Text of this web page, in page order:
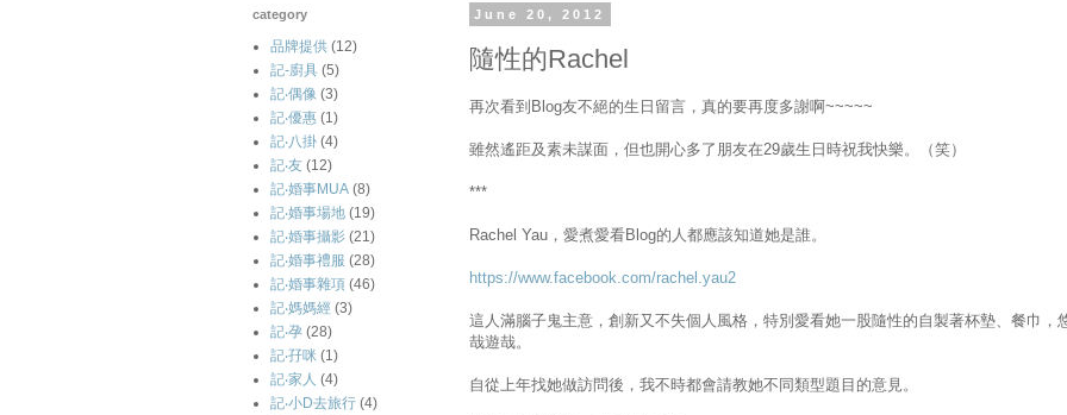
June 20, 2012
隨性的Rachel
再次看到Blog友不絕的生日留言，真的要再度多謝啊~~~~~
雖然遙距及素未謀面，但也開心多了朋友在29歲生日時祝我快樂。（笑）
***
Rachel Yau，愛煮愛看Blog的人都應該知道她是誰。
https://www.facebook.com/rachel.yau2
這人滿腦子鬼主意，創新又不失個人風格，特別愛看她一股隨性的自製著杯墊、餐巾，
哉遊哉。
自從上年找她做訪問後，我不時都會請教她不同類型題目的意見。
category
品牌提供 (12)
記-廚具 (5)
記‧偶像 (3)
記‧優惠 (1)
記‧八掛 (4)
記‧友 (12)
記‧婚事MUA (8)
記‧婚事場地 (19)
記‧婚事攝影 (21)
記‧婚事禮服 (28)
記‧婚事雜項 (46)
記‧媽媽經 (3)
記‧孕 (28)
記‧孖咪 (1)
記‧家人 (4)
記‧小D去旅行 (4)